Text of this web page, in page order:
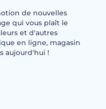
de nouvelles
qui vous plaît le
et d'autres
en ligne, magasin
aujourd'hui !